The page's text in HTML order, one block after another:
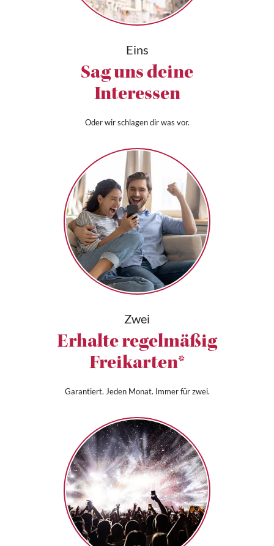
Eins
Sag uns deine
Interessen
Oder wir schlagen dir was vor.
Zwei
Erhalte regelmäßig
Freikarten*
Garantiert. Jeden Monat. Immer für zwei.